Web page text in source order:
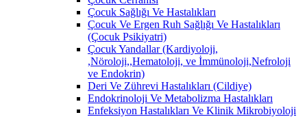
Çocuk Sağlığı Ve Hastalıkları
Çocuk Ve Ergen Ruh Sağlığı Ve Hastalıkları
(Çocuk Psikiyatri)
Çocuk Yandallar (Kardiyoloji,
,Nöroloji,,Hematoloji, ve İmmünoloji,Nefroloji
ve Endokrin)
Deri Ve Zührevi Hastalıkları (Cildiye)
Endokrinoloji Ve Metabolizma Hastalıkları
Enfeksiyon Hastalıkları Ve Klinik Mikrobiyoloji